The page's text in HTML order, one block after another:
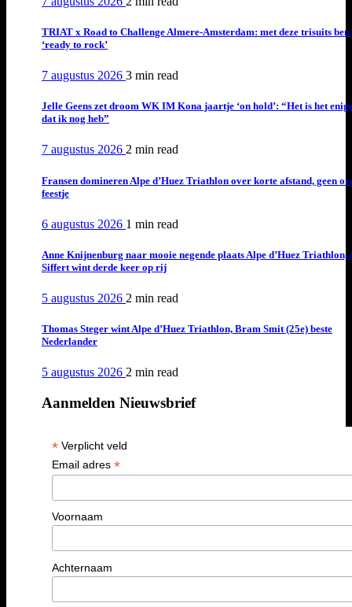
TRIAT x Road to Challenge Almere-Amsterdam: met deze trisuits ben
‘ready to rock’
7 augustus 2026 3 min read
Jelle Geens zet droom WK IM Kona jaartje ‘on hold’: “Het is het
dat ik nog heb”
7 augustus 2026 2 min read
Fransen domineren Alpe d’Huez Triathlon over korte afstand, geen
feestje
6 augustus 2026 1 min read
Anne Knijnenburg naar mooie negende plaats Alpe d’Huez Triathlon,
Siffert wint derde keer op rij
5 augustus 2026 2 min read
Thomas Steger wint Alpe d’Huez Triathlon, Bram Smit (25e) beste
Nederlander
5 augustus 2026 2 min read
Aanmelden Nieuwsbrief
*Verplicht veld
Email adres *
Voornaam
Achternaam